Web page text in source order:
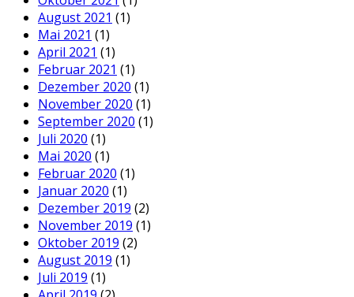
August 2021 (1)
Mai 2021 (1)
April 2021 (1)
Februar 2021 (1)
Dezember 2020 (1)
November 2020 (1)
September 2020 (1)
Juli 2020 (1)
Mai 2020 (1)
Februar 2020 (1)
Januar 2020 (1)
Dezember 2019 (2)
November 2019 (1)
Oktober 2019 (2)
August 2019 (1)
Juli 2019 (1)